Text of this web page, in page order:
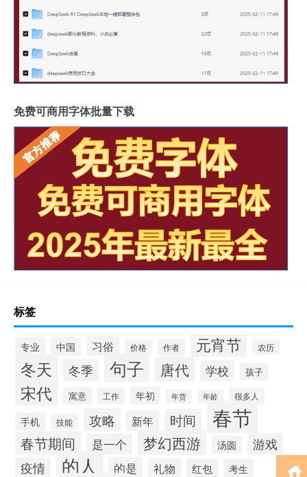
免费可商用字体批量下载
标签
专业 中国 习俗 价格 作者 元宵节 农历
冬天 冬季 句子 唐代 学校 孩子
宋代 寓意 工作 年初 年货 年龄 很多人
手机 技能 攻略 新年 时间 春节
春节期间 是一个 梦幻西游 汤圆
游戏
疫情
的人 的是 礼物 红包 考生